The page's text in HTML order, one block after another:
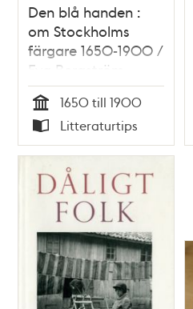
Den blå handen :
om Stockholms
färgare 1650-1900 /
Eva Bergström
Tid
1650 till 1900
Typ
Litteraturtips